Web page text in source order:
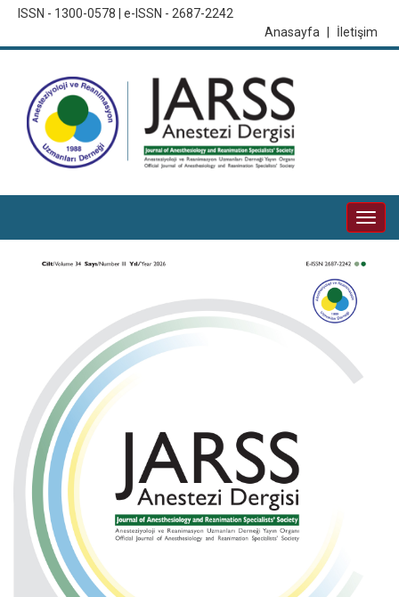
ISSN - 1300-0578 | e-ISSN - 2687-2242
İletişim
Anasayfa